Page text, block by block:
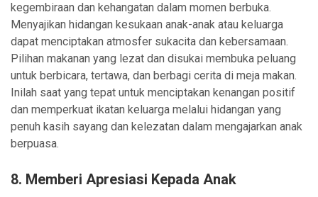
kegembiraan dan kehangatan dalam momen berbuka.
Menyajikan hidangan kesukaan anak-anak atau keluarga
dapat menciptakan atmosfer sukacita dan kebersamaan.
Pilihan makanan yang lezat dan disukai membuka peluang
untuk berbicara, tertawa, dan berbagi cerita di meja makan.
Inilah saat yang tepat untuk menciptakan kenangan positif
dan memperkuat ikatan keluarga melalui hidangan yang
penuh kasih sayang dan kelezatan dalam mengajarkan anak
berpuasa.
8. Memberi Apresiasi Kepada Anak